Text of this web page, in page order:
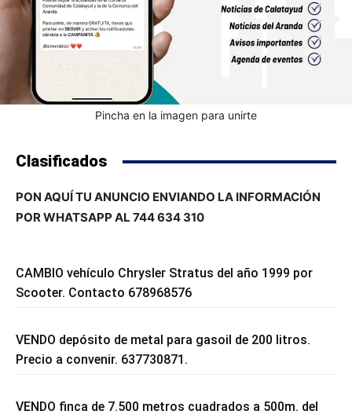
Pincha en la imagen para unirte
Clasificados
PON AQUÍ TU ANUNCIO ENVIANDO LA INFORMACIÓN
POR WHATSAPP AL 744 634 310
CAMBIO vehículo Chrysler Stratus del año 1999 por
Scooter. Contacto 678968576
VENDO depósito de metal para gasoil de 200 litros.
Precio a convenir. 637730871.
VENDO finca de 7.500 metros cuadrados a 500m. del